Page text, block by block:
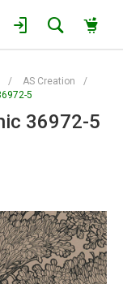
/ AS Creation
/
5
36972-5